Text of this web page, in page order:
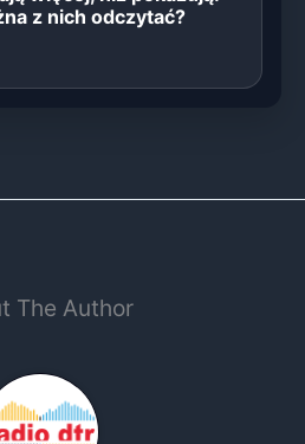
z nich odczytać?
The Author